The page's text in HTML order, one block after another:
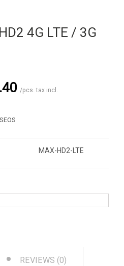
4G LTE / 3G
/pcs. tax incl.
MAX-HD2-LTE
REVIEWS (0)